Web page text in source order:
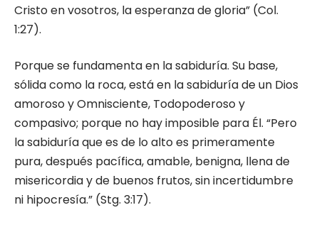
Cristo en vosotros, la esperanza de gloria” (Col.
1:27).
Porque se fundamenta en la sabiduría. Su base,
sólida como la roca, está en la sabiduría de un Dios
amoroso y Omnisciente, Todopoderoso y
compasivo; porque no hay imposible para Él. “Pero
la sabiduría que es de lo alto es primeramente
pura, después pacífica, amable, benigna, llena de
misericordia y de buenos frutos, sin incertidumbre
ni hipocresía.” (Stg. 3:17).